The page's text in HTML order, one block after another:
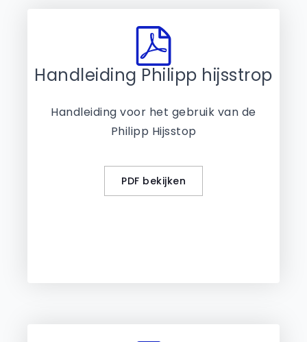
Handleiding Philipp hijsstrop
Handleiding voor het gebruik van de
Philipp Hijsstop
PDF bekijken